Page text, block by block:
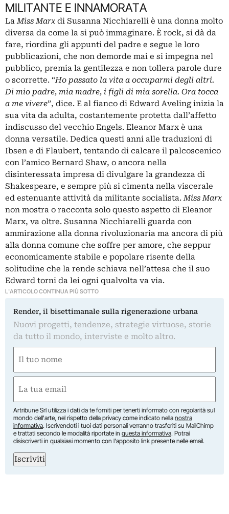
MILITANTE E INNAMORATA
LaMiss Marx di Susanna Nicchiarelli è una donna molto
diversa da come la si può immaginare. È rock, si dà da
fare, riordina gli appunti del padre e segue le loro
pubblicazioni, che non demorde mai e si impegna nel
pubblico, premia la gentilezza e non tollera parole dure
o scorrette. “Ho passato la vita a occuparmi degli altri.
Di mio padre, mia madre, i figli di mia sorella. Ora tocca
a me vivere”, dice. E al fianco di Edward Aveling inizia la
sua vita da adulta, costantemente protetta dall’affetto
indiscusso del vecchio Engels. Eleanor Marx è una
donna versatile. Dedica questi anni alle traduzioni di
Ibsen e di Flaubert, tentando di calcare il palcoscenico
con l’amico Bernard Shaw, o ancora nella
disinteressata impresa di divulgare la grandezza di
Shakespeare, e sempre più si cimenta nella viscerale
ed estenuante attività da militante socialista.Miss Marx
non mostra o racconta solo questo aspetto di Eleanor
Marx, va oltre. Susanna Nicchiarelli guarda con
ammirazione alla donna rivoluzionaria ma ancora di più
alla donna comune che soffre per amore, che seppur
economicamente stabile e popolare risente della
solitudine che la rende schiava nell’attesa che il suo
Edward torni da lei ogni qualvolta va via.
L'ARTICOLO CONTINUA PIÙ SOTTO
Render, il bisettimanale sulla rigenerazione urbana
Nuovi progetti, tendenze, strategie virtuose, storie
da tutto il mondo, interviste e molto altro.
(Obbligatorio)
Nome
(Obbligatorio)
Artribune Srl utilizza i dati da te forniti per tenerti informato con regolarità sul
mondo dell'arte, nel rispetto della privacy come indicato nella nostra
informativa. Iscrivendoti i tuoi dati personali verranno trasferiti su MailChimp
e trattati secondo le modalità riportate in questa informativa. Potrai
disiscriverti in qualsiasi momento con l'apposito link presente nelle email.
Iscriviti